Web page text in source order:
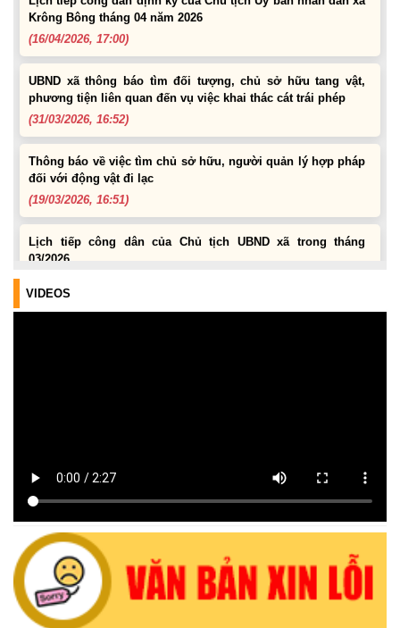
Krông Bông tháng 04 năm 2026
(16/04/2026, 17:00)
phương tiện liên quan đến vụ việc khai thác cát trái phép
(31/03/2026, 16:52)
đối với động vật đi lạc
(19/03/2026, 16:51)
03/2026
Lịch tiếp công dân định kỳ của Chủ tịch Ủy ban nhân dân xã
Uỷ ban nhân dân xã Krông Bông Thông báo lịch Tiếp công
Thông báo về việc bán tài sản là tang vật, phương tiện vi
phạm hành chính bị tịch thu sung công quỹ Nhà nước
(10/06/2026, 16:26)
VIDEOS